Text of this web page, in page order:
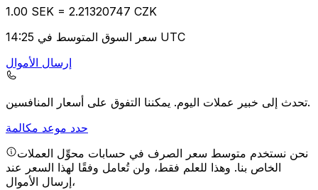
1.00 SEK = 2.21320747 CZK
سعر السوق المتوسط في 14:25 UTC
إرسال الأموال
تحدث إلى خبير عملات اليوم.يمكننا التفوق على أسعار المنافسين.
حدد موعد مكالمة
نحن نستخدم متوسط سعر الصرف في حسابات محوِّل العملات
الخاص بنا. وهذا للعلم فقط، ولن تُعامل وفقًا لهذا السعر عند
إرسال الأموال،